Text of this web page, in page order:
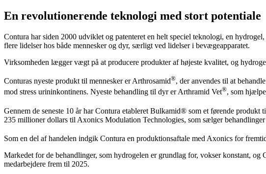
En revolutionerende teknologi med stort potentiale
Contura har siden 2000 udviklet og patenteret en helt speciel teknologi, en
flere lidelser hos både mennesker og dyr, særligt ved lidelser i bevægeapparatet.
Virksomheden lægger vægt på at producere produkter af højeste kvalitet, og
Conturas nyeste produkt til mennesker er Arthrosamid®, der anvendes til at
mod stress urininkontinens. Nyeste behandling til dyr er Arthramid Vet®, som
Gennem de seneste 10 år har Contura etableret Bulkamid® som et førende
235 millioner dollars til Axonics Modulation Technologies, som sælger
Som en del af handelen indgik Contura en produktionsaftale med Axonics for
Markedet for de behandlinger, som hydrogelen er grundlag for, vokser konstant,
medarbejdere frem til 2025.